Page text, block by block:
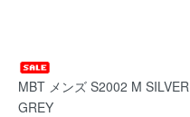
MBT メンズ S2002 M SILVER
GREY